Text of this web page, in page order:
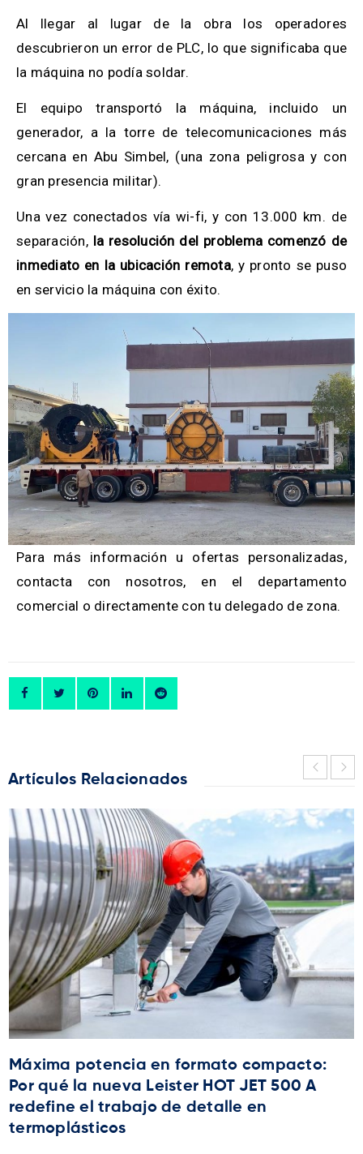
Al llegar al lugar de la obra los operadores
descubrieron un error de PLC, lo que significaba que
la máquina no podía soldar.
El equipo transportó la máquina, incluido un
generador, a la torre de telecomunicaciones más
cercana en Abu Simbel, (una zona peligrosa y con
gran presencia militar).
Una vez conectados vía wi-fi, y con 13.000 km. de
separación, la resolución del problema comenzó de
inmediato en la ubicación remota, y pronto se puso
en servicio la máquina con éxito.
Para más información u ofertas personalizadas,
contacta con nosotros, en el departamento
comercial o directamente con tu delegado de zona.
Artículos Relacionados
Máxima potencia en formato compacto:
Por qué la nueva Leister HOT JET 500 A
redefine el trabajo de detalle en
termoplásticos